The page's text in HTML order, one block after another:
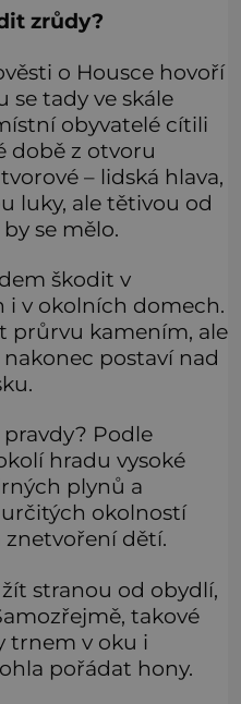
zrůdy?
o Housce hovoří
se tady ve skále
obyvatelé cítili
době z otvoru
– lidská hlava,
luky, ale tětivou od
se mělo.
škodit v
i v okolních domech.
průrvu kamením, ale
postaví nad
Podle
hradu vysoké
plynů a
okolností
dětí.
stranou od obydlí,
takové
trnem v oku i
pořádat hony.